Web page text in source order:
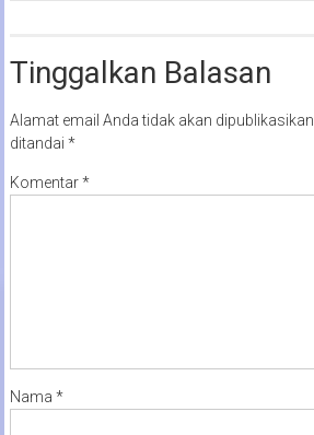
Tinggalkan Balasan
Alamat email Anda tidak akan dipublikasikan.
ditandai *
Komentar*
Nama *